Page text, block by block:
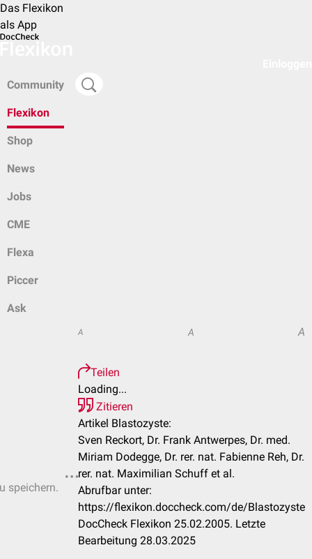
Das Flexikon
als App
Community
Flexikon
Shop
News
Jobs
CME
Flexa
Piccer
Ask
speichern.
A A A
Teilen
Loading...
Zitieren
Artikel Blastozyste:
Sven Reckort, Dr. Frank Antwerpes, Dr. med.
Miriam Dodegge, Dr. rer. nat. Fabienne Reh, Dr.
rer. nat. Maximilian Schuff et al.
Abrufbar unter:
https://flexikon.doccheck.com/de/Blastozyste
DocCheck Flexikon 25.02.2005. Letzte
Bearbeitung 28.03.2025